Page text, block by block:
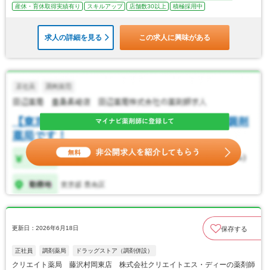
産休・育休取得実績有り
スキルアップ 店舗数30以上 積極採用中
求人の詳細を見る この求人に興味がある
更新日：2026年6月18日 保存する
正社員 調剤薬局 ドラッグストア（調剤併設）
クリエイト薬局 藤沢村岡東店 株式会社クリエイトエス・ディーの薬剤師